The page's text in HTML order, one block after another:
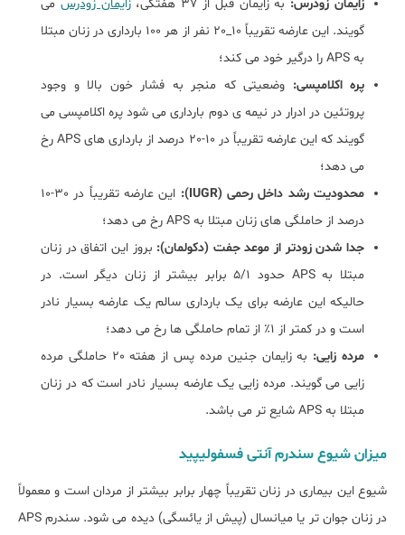
زایمان زودرس: به زایمان قبل از 37 هفتگی، زایمان زودرس می
گویند. این عارضه تقریباً 10_20 نفر از هر 100 بارداری در زنان مبتلا
به APS را درگیر خود می کند؛
پره اکلامپسی: وضعیتی که منجر به فشار خون بالا و وجود
پروتئین در ادرار در نیمه ی دوم بارداری می شود پره اکلامپسی می
گویند که این عارضه تقریباً در 10-20 درصد از بارداری های APS رخ
می دهد؛
محدودیت رشد داخل رحمی (IUGR):
این عارضه تقریباً در 30-10
درصد از حاملگی های زنان مبتلا به APS رخ می دهد؛
جدا شدن زودتر از موعد جفت (دکولمان): بروز این اتفاق در زنان
مبتلا به APS حدود 5/1 برابر بیشتر از زنان دیگر است. در
حالیکه این عارضه برای یک بارداری سالم یک عارضه بسیار نادر
است و در کمتر از 1٪ از تمام حاملگی ها رخ می دهد؛
مرده زایی:
به زایمان جنین مرده پس از هفته 20 حاملگی مرده
زایی می گویند. مرده زایی یک عارضه بسیار نادر است که در زنان
مبتلا به APS شایع تر می باشد.
میزان شیوع سندرم آنتی فسفولیپید
شیوع این بیماری در زنان تقریباً چهار برابر بیشتر از مردان است و معمولاً
در زنان جوان تر یا میانسال (پیش از یائسگی) دیده می شود. سندرم APS